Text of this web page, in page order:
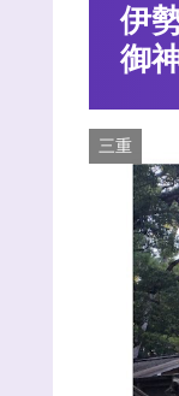
伊
御
三重